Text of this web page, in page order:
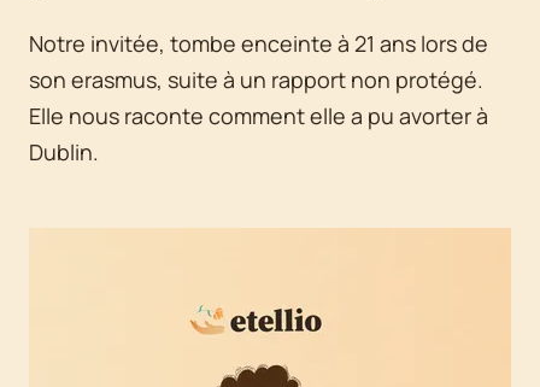
Notre invitée, tombe enceinte à 21 ans lors de
son erasmus, suite à un rapport non protégé.
Elle nous raconte comment elle a pu avorter à
Dublin.